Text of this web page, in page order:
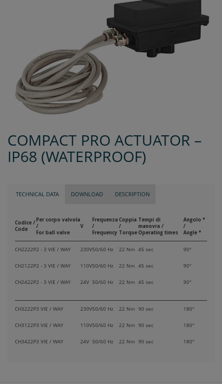
COMPACT PRO ACTUATOR –
IP68 (WATERPROOF)
TECHNICAL DATA DOWNLOAD DESCRIPTION
Codice /
Code
Per corpo valvola
/
For ball valve
V
Frequenza
/
Frequency
Coppia
/
Torque
Tempi di
manovra /
Operating times
Angolo °
/
Angle °
CH2222P2 - 3 VIE / WAY 230V50/60 Hz 22 Nm 45 sec 90°
CH2122P2 - 3 VIE / WAY 110V50/60 Hz 22 Nm 45 sec 90°
CH2422P2 - 3 VIE / WAY 24V 50/60 Hz 22 Nm 45 sec 90°
CH3222P3 VIE / WAY 230V50/60 Hz 22 Nm 90 sec 180°
CH3122P3 VIE / WAY 110V50/60 Hz 22 Nm 90 sec 180°
CH3422P3 VIE / WAY 24V 50/60 Hz 22 Nm 90 sec 180°